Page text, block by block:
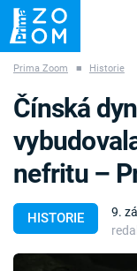
ZÁHADY
Témata
Prima Zoom ■ Historie
HISTORIE
9.
Čínská
nefritu –